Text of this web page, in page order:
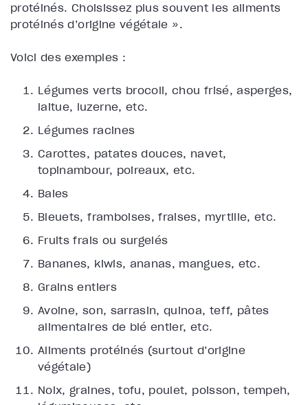
protéinés. Choisissez plus souvent les aliments
protéinés d’origine végétale ».
Voici des exemples :
Légumes verts brocoli, chou frisé, asperges,
laitue, luzerne, etc.
Légumes racines
Carottes, patates douces, navet,
topinambour, poireaux, etc.
Baies
Bleuets, framboises, fraises, myrtille, etc.
Fruits frais ou surgelés
Bananes, kiwis, ananas, mangues, etc.
Grains entiers
Avoine, son, sarrasin, quinoa, teff, pâtes
alimentaires de blé entier, etc.
Aliments protéinés (surtout d’origine
végétale)
Noix, graines, tofu, poulet, poisson, tempeh,